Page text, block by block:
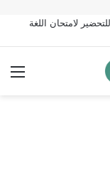
لامتحان اللغة